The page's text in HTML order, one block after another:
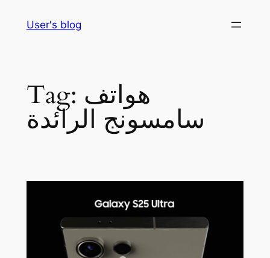
User's blog
Tag: هواتف
سامسونج الرائدة